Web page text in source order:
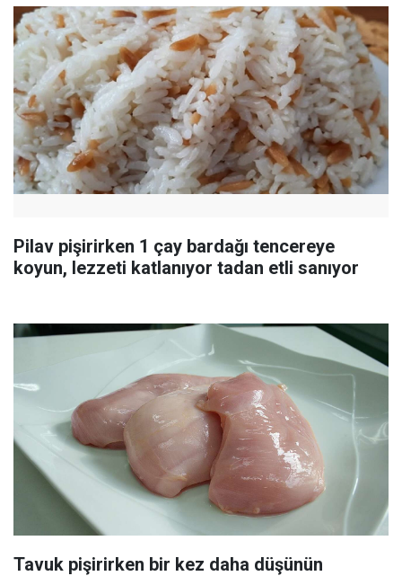
Pilav pişirirken 1 çay bardağı tencereye
koyun, lezzeti katlanıyor tadan etli sanıyor
Tavuk pişirirken bir kez daha düşünün